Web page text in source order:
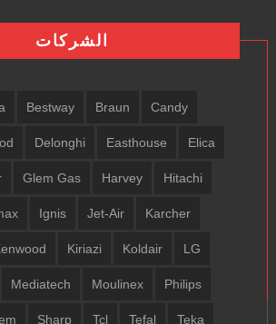
الشركات
Bestway Braun Candy
Delonghi Easthouse Elica
Glem Gas Harvey Hitachi
Ignis Jet-Air Karcher
Kiriazi Koldair LG
Mediatech Moulinex Philips
Sharp Tcl Tefal Teka